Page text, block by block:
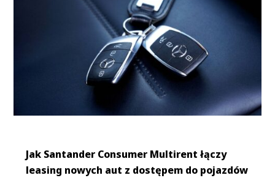
Jak Santander Consumer Multirent łączy
leasing nowych aut z dostępem do pojazdów